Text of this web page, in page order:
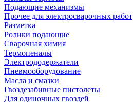
Подающие механизмы
Прочее для электросварочных работ
Разметка
Ролики подающие
Сварочная химия
Термопеналы
Электрододержатели
Пневмооборудование
Масла и смазки
Гвоздезабивные пистолеты
Для одиночных гвоздей